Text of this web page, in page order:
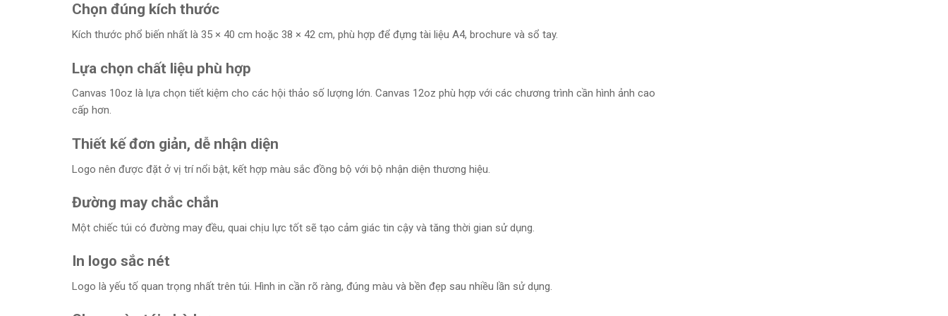
Chọn đúng kích thước
Kích thước phổ biến nhất là 35 × 40 cm hoặc 38 × 42 cm, phù hợp để đựng tài liệu A4, brochure và sổ tay.
Lựa chọn chất liệu phù hợp
Canvas 10oz là lựa chọn tiết kiệm cho các hội thảo số lượng lớn. Canvas 12oz phù hợp với các chương trình cần hình ảnh cao
cấp hơn.
Thiết kế đơn giản, dễ nhận diện
Logo nên được đặt ở vị trí nổi bật, kết hợp màu sắc đồng bộ với bộ nhận diện thương hiệu.
Đường may chắc chắn
Một chiếc túi có đường may đều, quai chịu lực tốt sẽ tạo cảm giác tin cậy và tăng thời gian sử dụng.
In logo sắc nét
Logo là yếu tố quan trọng nhất trên túi. Hình in cần rõ ràng, đúng màu và bền đẹp sau nhiều lần sử dụng.